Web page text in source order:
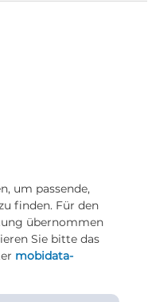
um passende,
finden. Für den
übernommen
Sie bitte das
mobidata-